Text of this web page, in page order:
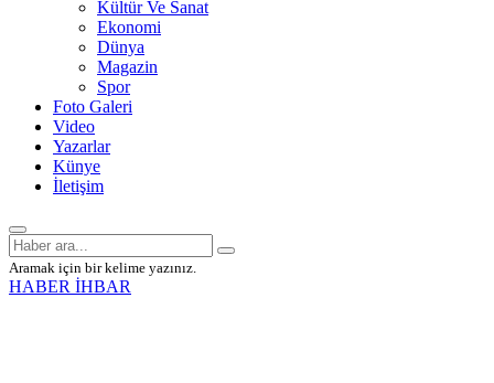
Kültür Ve Sanat
Ekonomi
Dünya
Magazin
Spor
Foto Galeri
Video
Yazarlar
Künye
İletişim
Aramak için bir kelime yazınız.
HABER İHBAR